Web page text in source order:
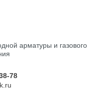
арматуры и газового
78